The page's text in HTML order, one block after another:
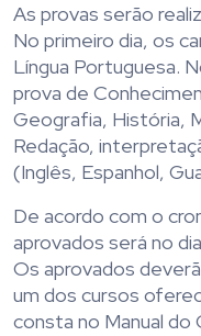
As provas serão
No primeiro dia, os
Língua Portuguesa.
prova de
Geografia, História,
Redação,
(Inglês, Espanhol,
De acordo com o
aprovados será no
Os aprovados
um dos cursos
consta no Manual do